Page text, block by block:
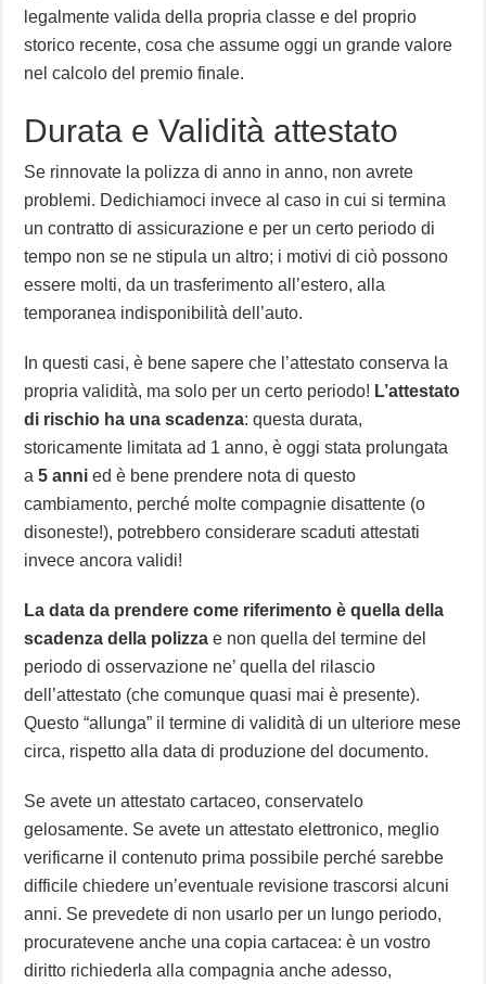
legalmente valida della propria classe e del proprio
storico recente, cosa che assume oggi un grande valore
nel calcolo del premio finale.
Durata e Validità attestato
Se rinnovate la polizza di anno in anno, non avrete
problemi. Dedichiamoci invece al caso in cui si termina
un contratto di assicurazione e per un certo periodo di
tempo non se ne stipula un altro; i motivi di ciò possono
essere molti, da un trasferimento all’estero, alla
temporanea indisponibilità dell’auto.
In questi casi, è bene sapere che l’attestato conserva la
propria validità, ma solo per un certo periodo! L’attestato
di rischio ha una scadenza: questa durata,
storicamente limitata ad 1 anno, è oggi stata prolungata
a5 anni ed è bene prendere nota di questo
cambiamento, perché molte compagnie disattente (o
disoneste!), potrebbero considerare scaduti attestati
invece ancora validi!
La data da prendere come riferimento è quella della
scadenza della polizza e non quella del termine del
periodo di osservazione ne’ quella del rilascio
dell’attestato (che comunque quasi mai è presente).
Questo “allunga” il termine di validità di un ulteriore mese
circa, rispetto alla data di produzione del documento.
Se avete un attestato cartaceo, conservatelo
gelosamente. Se avete un attestato elettronico, meglio
verificarne il contenuto prima possibile perché sarebbe
difficile chiedere un’eventuale revisione trascorsi alcuni
anni. Se prevedete di non usarlo per un lungo periodo,
procuratevene anche una copia cartacea: è un vostro
diritto richiederla alla compagnia anche adesso,